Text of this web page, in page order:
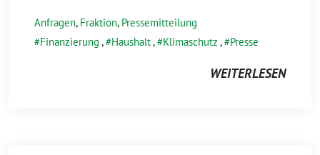
Anfragen, Fraktion, Pressemitteilung
Finanzierung , Haushalt, Klimaschutz , Presse
WEITERLESEN